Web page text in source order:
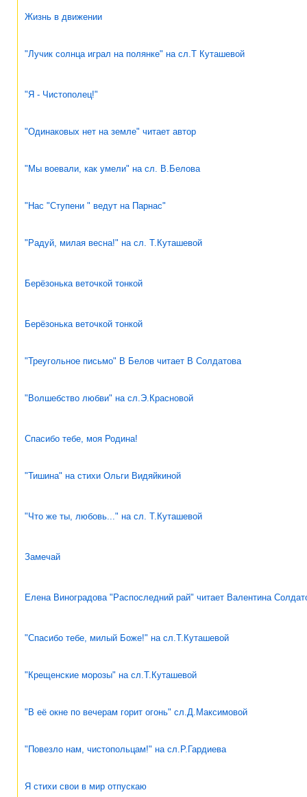
Жизнь в движении
"Лучик солнца играл на полянке" на сл.Т Куташевой
"Я - Чистополец!"
"Одинаковых нет на земле" читает автор
"Мы воевали, как умели" на сл. В.Белова
"Нас "Ступени " ведут на Парнас"
"Радуй, милая весна!" на сл. Т.Куташевой
Берёзонька веточкой тонкой
Берёзонька веточкой тонкой
"Треугольное письмо" В Белов читает В Солдатова
"Волшебство любви" на сл.Э.Красновой
Спасибо тебе, моя Родина!
"Тишина" на стихи Ольги Видяйкиной
"Что же ты, любовь..." на сл. Т.Куташевой
Замечай
Елена Виноградова "Распоследний рай" читает Валентина
"Спасибо тебе, милый Боже!" на сл.Т.Куташевой
"Крещенские морозы" на сл.Т.Куташевой
"В её окне по вечерам горит огонь" сл.Д.Максимовой
"Повезло нам, чистопольцам!" на сл.Р.Гардиева
Я стихи свои в мир отпускаю